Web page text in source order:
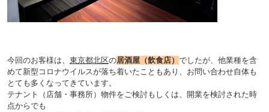
今回のお客様は、 東京都北区の居酒屋（飲食店） でしたが、他業種を含
めて新型コロナウイルスが落ち着いたこともあり、お問い合わせ自体も
とても多くなってきています。
テナント（店舗・事務所）物件をご検討もしくは、開業を検討された時
点からでも